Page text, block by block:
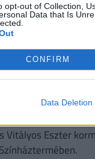
opt-out of Collection,
Data that Is
CONFIRM
Data Deletion
Tájékoztatási
erre kell
Eszter